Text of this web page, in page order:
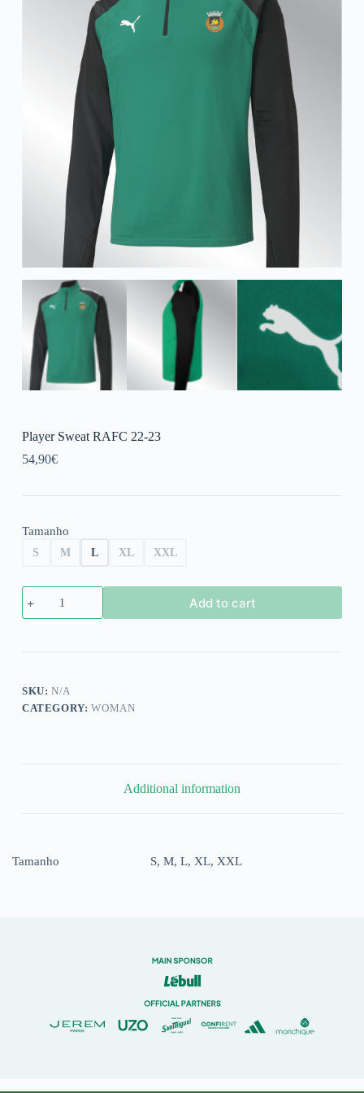
Player Sweat RAFC 22-23
54,90€
Tamanho
S M L XL XXL
Player
Sweat
RAFC
Add to cart
SKU:N/A
CATEGORY:WOMAN
Additional information
Tamanho S, M, L, XL, XXL